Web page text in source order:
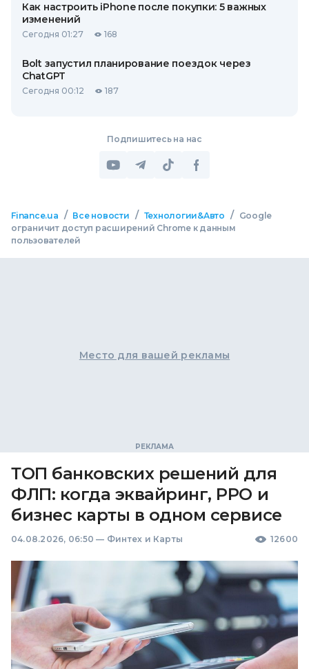
Как настроить iPhone после покупки: 5 важных
изменений
Сегодня 01:27 168
Bolt запустил планирование поездок через
ChatGPT
Сегодня 00:12 187
Подпишитесь на нас
Finance.ua / Все новости / Технологии&Авто /
Google
ограничит доступ расширений Chrome к данным
пользователей
Место для вашей рекламы
ТОП банковских решений для
ФЛП: когда эквайринг, РРО и
бизнес карты в одном сервисе
04.08.2026, 06:50 — Финтех и Карты 12600